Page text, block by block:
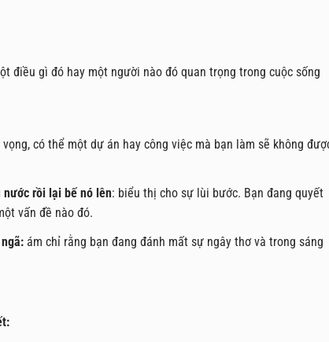
điều gì đó hay một người nào đó quan trọng trong cuộc sống
có thể một dự án hay công việc mà bạn làm sẽ không
nước rồi lại bế nó lên: biểu thị cho sự lùi bước. Bạn đang quyết
vấn đề nào đó.
ám chỉ rằng bạn đang đánh mất sự ngây thơ và trong sáng